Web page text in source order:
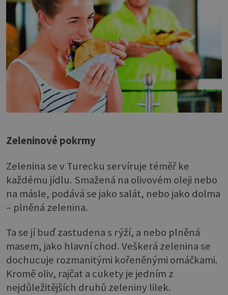
Zeleninové pokrmy
Zelenina se v Turecku servíruje téměř ke
každému jídlu. Smažená na olivovém oleji nebo
na másle, podává se jako salát, nebo jako dolma
– plněná zelenina.
Ta se jí buď zastudena s rýží, a nebo plněná
masem, jako hlavní chod. Veškerá zelenina se
dochucuje rozmanitými kořeněnými omáčkami.
Kromě oliv, rajčat a cukety je jedním z
nejdůležitějších druhů zeleniny lilek.